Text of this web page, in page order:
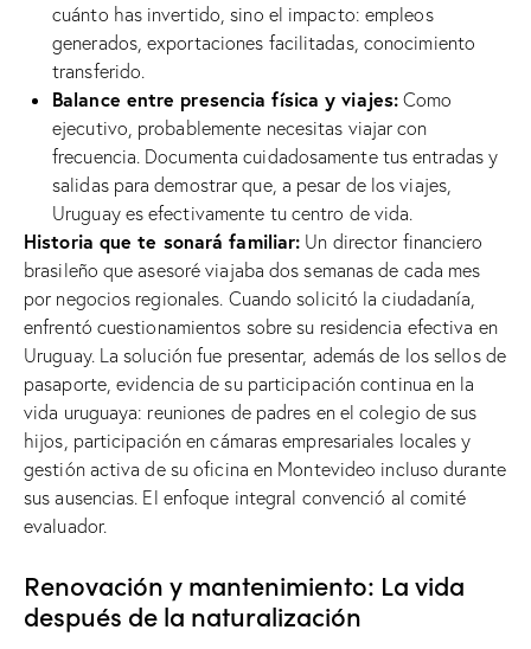
cuánto has invertido, sino el impacto: empleos
generados, exportaciones facilitadas, conocimiento
transferido.
Balance entre presencia física y viajes: Como
ejecutivo, probablemente necesitas viajar con
frecuencia. Documenta cuidadosamente tus entradas y
salidas para demostrar que, a pesar de los viajes,
Uruguay es efectivamente tu centro de vida.
Historia que te sonará familiar: Un director financiero
brasileño que asesoré viajaba dos semanas de cada mes
por negocios regionales. Cuando solicitó la ciudadanía,
enfrentó cuestionamientos sobre su residencia efectiva en
Uruguay. La solución fue presentar, además de los sellos de
pasaporte, evidencia de su participación continua en la
vida uruguaya: reuniones de padres en el colegio de sus
hijos, participación en cámaras empresariales locales y
gestión activa de su oficina en Montevideo incluso durante
sus ausencias. El enfoque integral convenció al comité
evaluador.
Renovación y mantenimiento: La vida
después de la naturalización